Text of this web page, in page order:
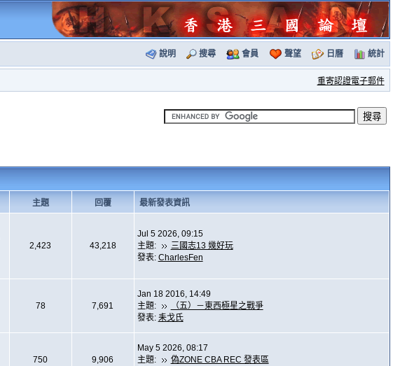
說明 搜尋 會員 聲望 日曆 統計
重寄認證電子郵件
主題 回覆 最新發表資訊
2,423 43,218
Jul 5 2026, 09:15
主題:
三國志13 幾好玩
發表: CharlesFen
78 7,691
Jan 18 2016, 14:49
主題:
（五）－東西極星之戰爭
發表: 耒戈氏
750 9,906
May 5 2026, 08:17
主題:
偽ZONE CBA REC 發表區